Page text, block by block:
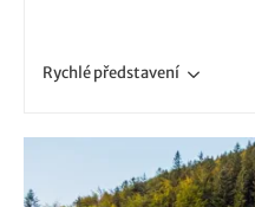
Rychlépředstavení